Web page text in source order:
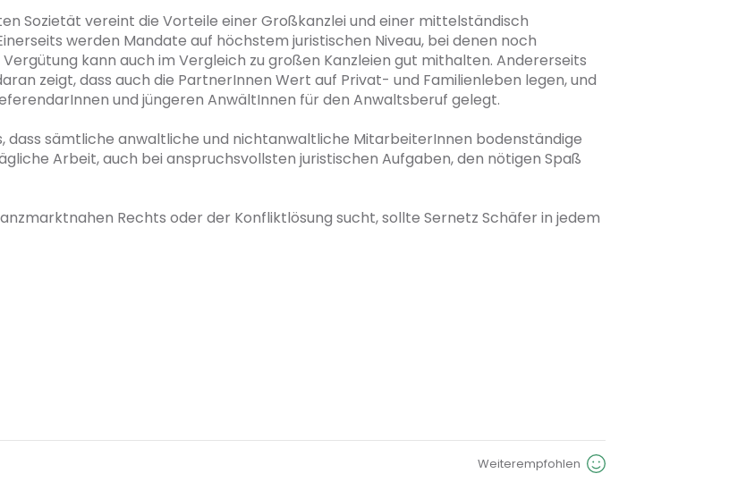
Sozietät vereint die Vorteile einer Großkanzlei und einer mittelständisch
werden Mandate auf höchstem juristischen Niveau, bei denen noch
kann auch im Vergleich zu großen Kanzleien gut mithalten. Andererseits
zeigt, dass auch die PartnerInnen Wert auf Privat- und Familienleben legen, und
und jüngeren AnwältInnen für den Anwaltsberuf gelegt.
dass sämtliche anwaltliche und nichtanwaltliche MitarbeiterInnen bodenständige
Arbeit, auch bei anspruchsvollsten juristischen Aufgaben, den nötigen Spaß
Rechts oder der Konfliktlösung sucht, sollte Sernetz Schäfer in jedem
Weiterempfohlen